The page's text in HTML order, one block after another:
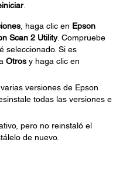
.
, haga clic en Epson
Scan 2 Utility. Compruebe
seleccionado. Si es
Otros y haga clic en
versiones de Epson
todas las versiones e
pero no reinstaló el
de nuevo.